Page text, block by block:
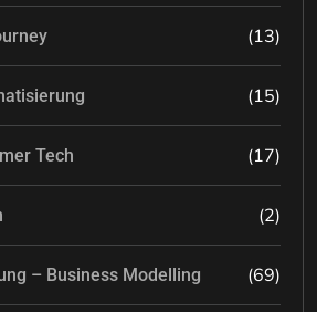
(13)
(15)
Tech (17)
(2)
– Business Modelling (69)